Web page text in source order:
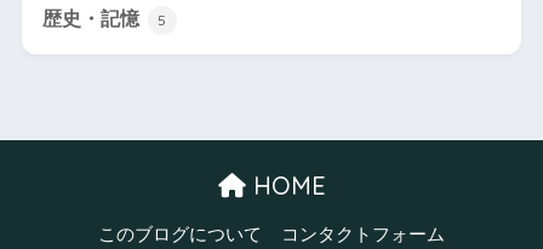
歴史・記憶 5
HOME
このブログについて コンタクトフォーム